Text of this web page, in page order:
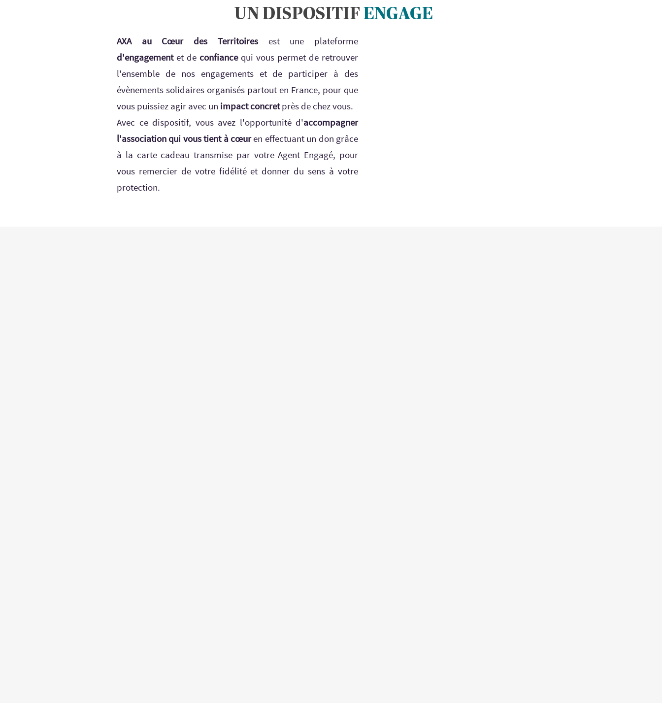
UN DISPOSITIF ENGAGE
AXA au Cœur des Territoiresest une plateforme
d'engagementet de confiancequi vous permet de retrouver
l'ensemble de nos engagements et de participer à des
évènements solidaires organisés partout en France, pour que
vous puissiez agir avec un impact concretprès de chez vous.
Avec ce dispositif, vous avez l'opportunité d'accompagner
l'association qui vous tient à cœuren effectuant un don grâce
à la carte cadeau transmise par votre Agent Engagé, pour
vous remercier de votre fidélité et donner du sens à votre
protection.